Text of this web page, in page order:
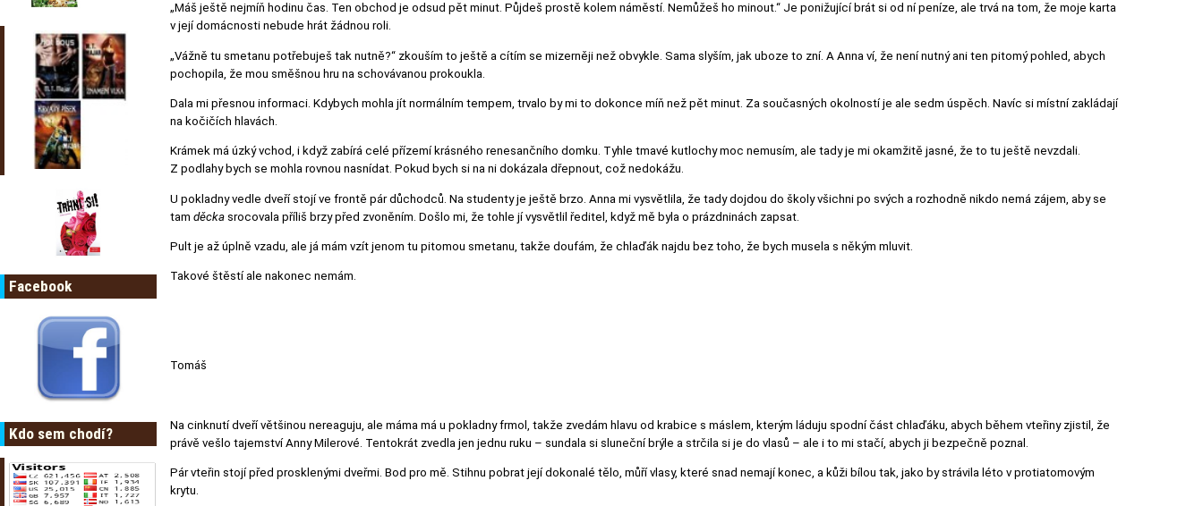
Facebook
Kdo sem chodí?
„Máš ještě nejmíň hodinu čas. Ten obchod je odsud pět minut. Půjdeš prostě kolem náměstí. Nemůžeš ho minout.“ Je ponižující brát si od ní peníze, ale trvá na tom, že moje karta
v její domácnosti nebude hrát žádnou roli.
„Vážně tu smetanu potřebuješ tak nutně?“ zkouším to ještě a cítím se mizerněji než obvykle. Sama slyším, jak uboze to zní. A Anna ví, že není nutný ani ten pitomý pohled, abych
pochopila, že mou směšnou hru na schovávanou prokoukla.
Dala mi přesnou informaci. Kdybych mohla jít normálním tempem, trvalo by mi to dokonce míň než pět minut. Za současných okolností je ale sedm úspěch. Navíc si místní zakládají
na kočičích hlavách.
Krámek má úzký vchod, i když zabírá celé přízemí krásného renesančního domku. Tyhle tmavé kutlochy moc nemusím, ale tady je mi okamžitě jasné, že to tu ještě nevzdali.
Z podlahy bych se mohla rovnou nasnídat. Pokud bych si na ni dokázala dřepnout, což nedokážu.
U pokladny vedle dveří stojí ve frontě pár důchodců. Na studenty je ještě brzo. Anna mi vysvětlila, že tady dojdou do školy všichni po svých a rozhodně nikdo nemá zájem, aby se
tam děcka srocovala příliš brzy před zvoněním. Došlo mi, že tohle jí vysvětlil ředitel, když mě byla o prázdninách zapsat.
Pult je až úplně vzadu, ale já mám vzít jenom tu pitomou smetanu, takže doufám, že chlaďák najdu bez toho, že bych musela s někým mluvit.
Takové štěstí ale nakonec nemám.
Tomáš
Na cinknutí dveří většinou nereaguju, ale máma má u pokladny frmol, takže zvedám hlavu od krabice s máslem, kterým láduju spodní část chlaďáku, abych během vteřiny zjistil, že
právě vešlo tajemství Anny Milerové. Tentokrát zvedla jen jednu ruku – sundala si sluneční brýle a strčila si je do vlasů – ale i to mi stačí, abych ji bezpečně poznal.
Pár vteřin stojí před prosklenými dveřmi. Bod pro mě. Stihnu pobrat její dokonalé tělo, můří vlasy, které snad nemají konec, a kůži bílou tak, jako by strávila léto v protiatomovým
krytu.